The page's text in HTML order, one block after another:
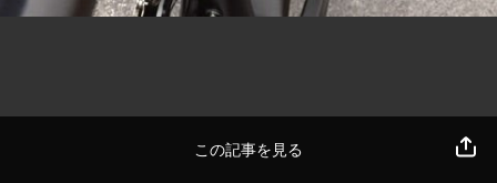
この記事を見る